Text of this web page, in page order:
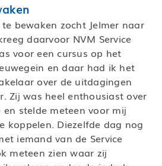
bewaken zocht Jelmer naar
daarvoor NVM Service
voor een cursus op het
en daar had ik het
over de uitdagingen
Zij was heel enthousiast over
en stelde meteen voor mij
koppelen. Diezelfde dag nog
iemand van de Service
meteen zien waar zij